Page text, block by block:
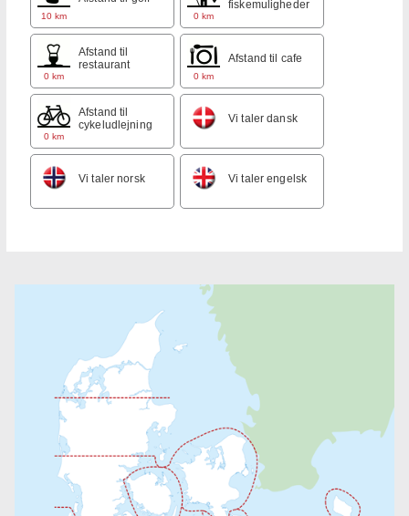
10 km 0 km
fiskemuligheder
0 km
Afstand til
restaurant
0 km
Afstand til cafe
0 km
Afstand til
cykeludlejning
Vi taler dansk
Vi taler norsk Vi taler engelsk